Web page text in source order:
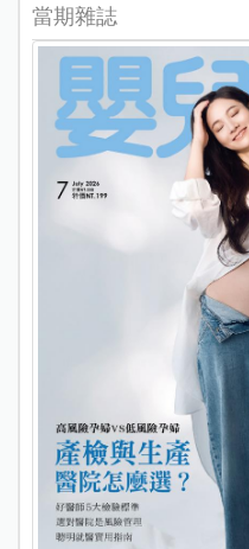
當期雜誌